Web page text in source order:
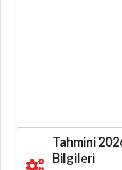
Tahmini
Bilgileri